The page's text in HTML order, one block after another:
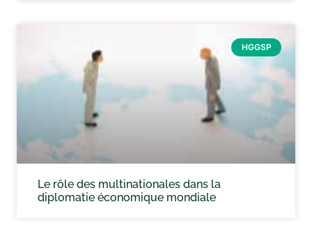
HGGSP
Le rôle des multinationales dans la
diplomatie économique mondiale